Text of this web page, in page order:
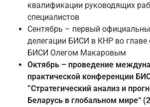
квалификации руководящих
специалистов
Сентябрь – первый
делегации БИСИ в КНР во главе
БИСИ Олегом Макаровым
Октябрь – проведение
практической конференции
”Стратегический анализ и
Беларусь в глобальном мире“